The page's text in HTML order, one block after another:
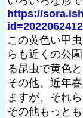
https://
この黄色い甲
らも近くの公
る昆虫で黄色
その他、近年
ますが、それ
その他もっと